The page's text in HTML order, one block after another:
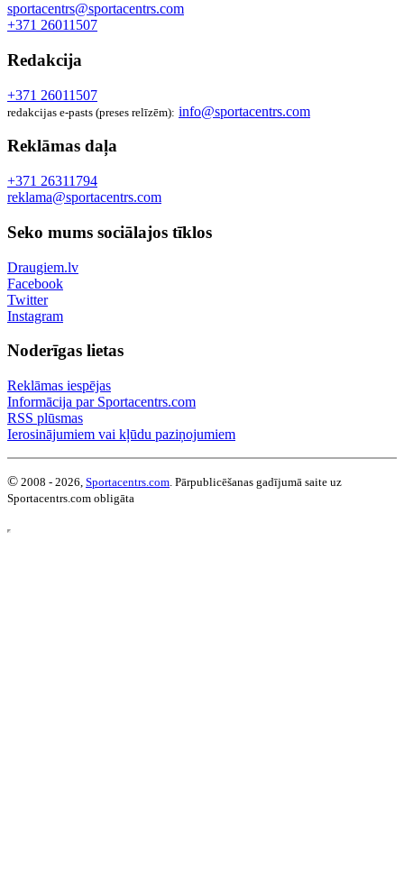
sportacentrs@sportacentrs.com
+371 26011507
Redakcija
+371 26011507
redakcijas e-pasts (preses relīzēm): info@sportacentrs.com
Reklāmas daļa
+371 26311794
reklama@sportacentrs.com
Seko mums sociālajos tīklos
Draugiem.lv
Facebook
Twitter
Instagram
Noderīgas lietas
Reklāmas iespējas
Informācija par Sportacentrs.com
RSS plūsmas
Ierosinājumiem vai kļūdu paziņojumiem
© 2008 - 2026, Sportacentrs.com. Pārpublicēšanas gadījumā saite uz
Sportacentrs.com obligāta